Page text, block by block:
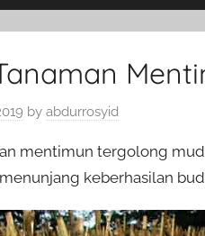
by abdurrosyid
mentimun tergolong
keberhasilan